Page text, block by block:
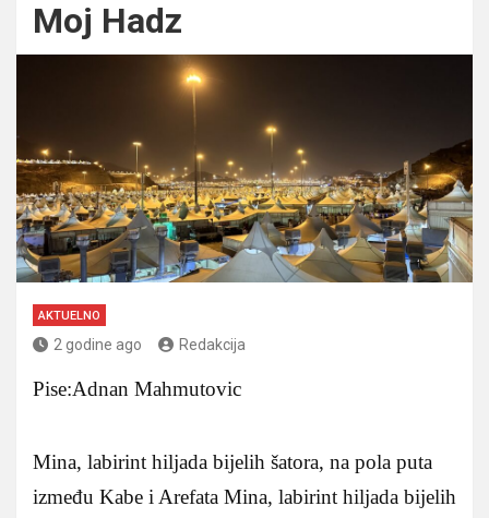
Moj Hadz
AKTUELNO
2 godine ago Redakcija
Pise:Adnan Mahmutovic
Mina, labirint hiljada bijelih šatora, na pola puta
između Kabe i Arefata Mina, labirint hiljada bijelih